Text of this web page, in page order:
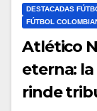
DESTACADAS
FÚTBOL
Atlético
eterna:
rinde